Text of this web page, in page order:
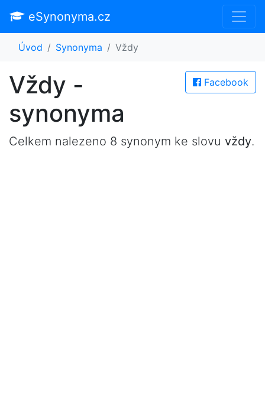
eSynonyma.cz
Úvod Synonyma Vždy
Facebook
Vždy -
synonyma
Celkem nalezeno 8 synonym ke slovu vždy.